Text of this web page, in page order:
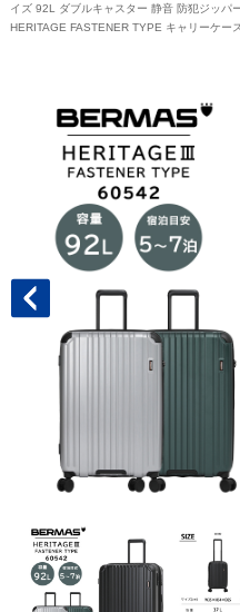
イズ 92L ダブルキャスター 静音 防犯ジッ
HERITAGE FASTENER TYPE キャリーケー